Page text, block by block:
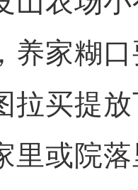
家糊口
拉买提
里或院